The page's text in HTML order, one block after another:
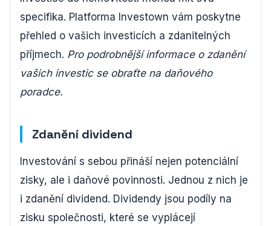
specifika. Platforma Investown vám poskytne
přehled o vašich investicích a zdanitelných
příjmech. Pro podrobnější informace o zdanění
vašich investic se obraťte na daňového
poradce.
Zdanění dividend
Investování s sebou přináší nejen potenciální
zisky, ale i daňové povinnosti. Jednou z nich je
i zdanění dividend. Dividendy jsou podíly na
zisku společnosti, které se vyplácejí